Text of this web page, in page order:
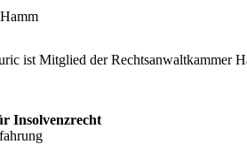
ist Mitglied der Rechtsanwaltkammer
Insolvenzrecht